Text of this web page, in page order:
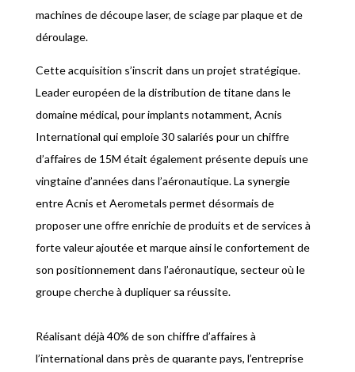
machines de découpe laser, de sciage par plaque et de
déroulage.
Cette acquisition s’inscrit dans un projet stratégique.
Leader européen de la distribution de titane dans le
domaine médical, pour implants notamment, Acnis
International qui emploie 30 salariés pour un chiffre
d’affaires de 15M était également présente depuis une
vingtaine d’années dans l’aéronautique. La synergie
entre Acnis et Aerometals permet désormais de
proposer une offre enrichie de produits et de services à
forte valeur ajoutée et marque ainsi le confortement de
son positionnement dans l’aéronautique, secteur où le
groupe cherche à dupliquer sa réussite.
Réalisant déjà 40% de son chiffre d’affaires à
l’international dans près de quarante pays, l’entreprise